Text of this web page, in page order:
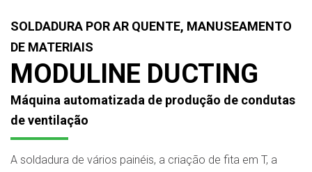
SOLDADURA POR AR QUENTE, MANUSEAMENTO
DE MATERIAIS
MODULINE DUCTING
Máquina automatizada de produção de condutas
de ventilação
A soldadura de vários painéis, a criação de fita em T, a